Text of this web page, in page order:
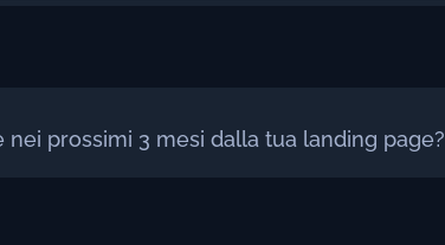
prossimi 3 mesi dalla tua landing page?